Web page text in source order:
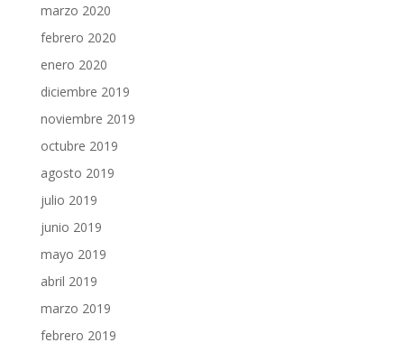
marzo 2020
febrero 2020
enero 2020
diciembre 2019
noviembre 2019
octubre 2019
agosto 2019
julio 2019
junio 2019
mayo 2019
abril 2019
marzo 2019
febrero 2019